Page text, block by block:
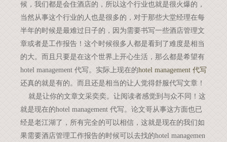
候，我们都是会住酒店的，所以这个行业也就是很火爆的，
当然从事这个行业的人也是很多的，对于那些大堂经理在每
半年的时候是最难过日子的，因为需要书写一些酒店管理文
章或者是工作报告！这个时候很多人都是看到了难度是相当
的大。而且只要是在这个世界上开心生活，那么都是希望有
hotel management 代写。实际上现在的hotel management 代写
还真的就是有的。而且还是相当的让人觉得舒服代写文章！
就是让你的文章文采奕奕。让阅读者感觉到与众不同！这
就是现在的hotel management 代写。论文哥从事这方面也已
经是老江湖了，所有完全的可以相信，这就是现在的我们如
果需要酒店管理工作报告的时候可以去找的hotel managemen